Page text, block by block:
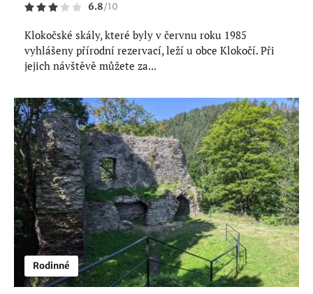
6.8/10
Klokočské skály, které byly v červnu roku 1985
vyhlášeny přírodní rezervací, leží u obce Klokočí. Při
jejich návštěvě můžete za...
Rodinné